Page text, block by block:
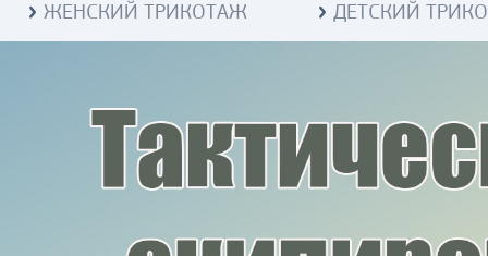
ЖЕНСКИЙ ТРИКОТАЖ
ДЕТСКИЙ